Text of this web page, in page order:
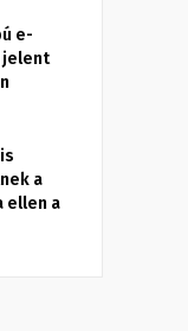
e-
jelent
a
ellen a